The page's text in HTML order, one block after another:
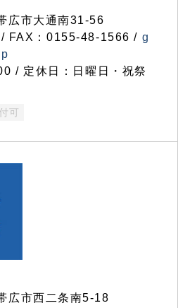
市大通南31-56
FAX：0155-48-1566 / g
/ 定休日：日曜日・祝祭
可
市西二条南5-18